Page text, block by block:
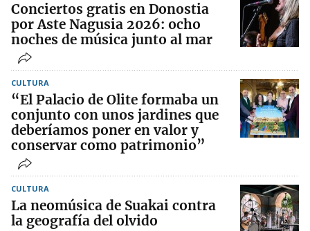
Conciertos gratis en Donostia
por Aste Nagusia 2026: ocho
noches de música junto al mar
CULTURA
“El Palacio de Olite formaba un
conjunto con unos jardines que
deberíamos poner en valor y
conservar como patrimonio”
CULTURA
La neomúsica de Suakai contra
la geografía del olvido